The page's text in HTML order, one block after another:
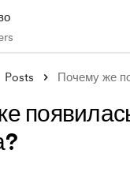
Posts